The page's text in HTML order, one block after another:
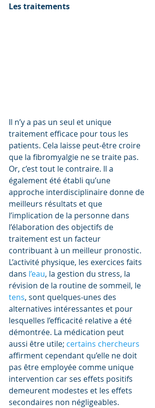
Les traitements
Il n’y a pas un seul et unique
traitement efficace pour tous les
patients. Cela laisse peut-être croire
que la fibromyalgie ne se traite pas.
Or, c’est tout le contraire. Il a
également été établi qu’une
approche interdisciplinaire donne de
meilleurs résultats et que
l’implication de la personne dans
l’élaboration des objectifs de
traitement est un facteur
contribuant à un meilleur pronostic.
L’activité physique, les exercices faits
dans l’eau, la gestion du stress, la
révision de la routine de sommeil, le
tens, sont quelques-unes des
alternatives intéressantes et pour
lesquelles l’efficacité relative a été
démontrée. La médication peut
aussi être utile; certains chercheurs
affirment cependant qu’elle ne doit
pas être employée comme unique
intervention car ses effets positifs
demeurent modestes et les effets
secondaires non négligeables.